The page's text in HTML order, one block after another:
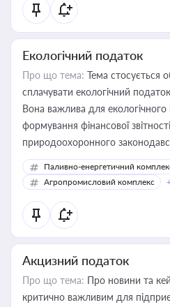
Екологічний податок
Про що тема: Тема стосується
сплачувати екологічний
Вона важлива для екологічного
формування фінансової
природоохоронного
Паливно-енергетичний
Агропромисловий комплекс
Акцизний податок
Про що тема: Про новини та
критично важливим для